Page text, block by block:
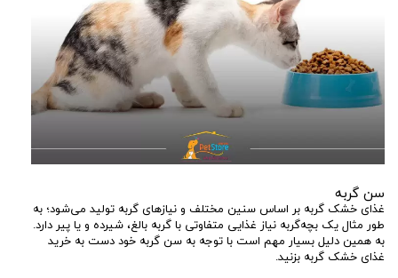
سن گربه
غذای خشک گربه بر اساس سنین مختلف و نیازهای گربه تولید می‌شود؛ به
طور مثال یک بچه‌گربه نیاز غذایی متفاوتی با گربه بالغ، شیرده و یا پیر دارد.
به همین دلیل بسیار مهم است با توجه به سن گربه خود دست به خرید
غذای خشک گربه بزنید.